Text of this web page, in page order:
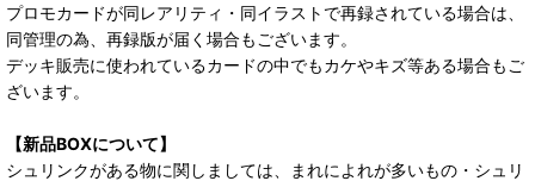
プロモカードが同レアリティ・同イラストで再録されている場合は、
同管理の為、再録版が届く場合もございます。
デッキ販売に使われているカードの中でもカケやキズ等ある場合もご
ざいます。
【新品BOXについて】
シュリンクがある物に関しましては、まれによれが多いもの・シュリ